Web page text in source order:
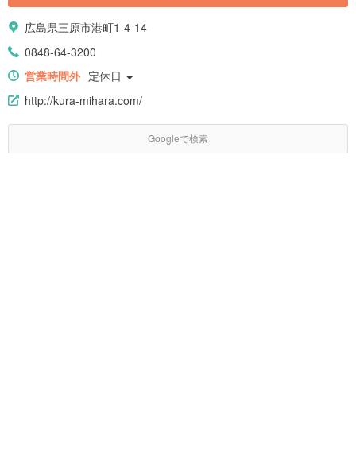
広島県三原市港町1-4-14
0848-64-3200
営業時間外 定休日
http://kura-mihara.com/
Googleで検索